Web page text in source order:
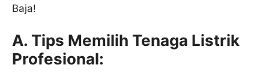
Baja!
A. Tips Memilih Tenaga Listrik
Profesional: